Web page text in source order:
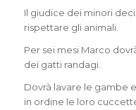
Il giudice dei minori
rispettare gli animali.
Per sei mesi Marco
dei gatti randagi.
Dovrà lavare le gambe
in ordine le loro